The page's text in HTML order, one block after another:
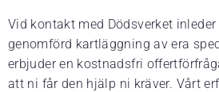
Vid kontakt med Dödsverket
genomförd kartläggning av era
erbjuder en kostnadsfri
att ni får den hjälp ni kräver. Vårt